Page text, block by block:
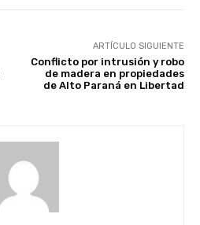
ARTÍCULO SIGUIENTE
Conflicto por intrusión y robo
de madera en propiedades
de Alto Paraná en Libertad